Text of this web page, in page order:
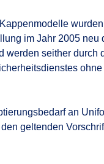
im Jahr 2005 neu
werden seither durch
an
geltenden